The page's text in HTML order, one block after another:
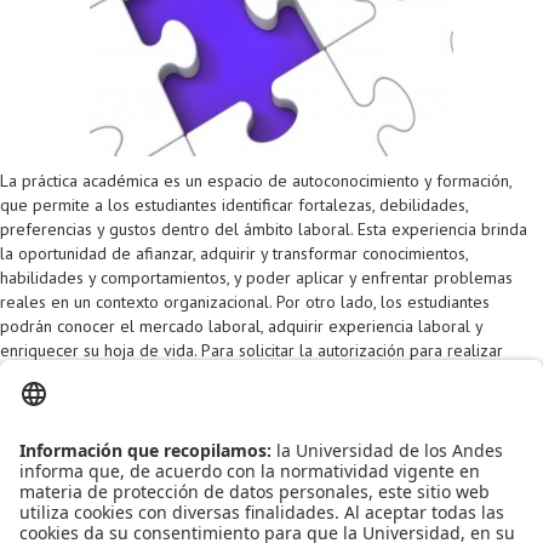
La práctica académica es un espacio de autoconocimiento y formación,
que permite a los estudiantes identificar fortalezas, debilidades,
preferencias y gustos dentro del ámbito laboral. Esta experiencia brinda
la oportunidad de afianzar, adquirir y transformar conocimientos,
habilidades y comportamientos, y poder aplicar y enfrentar problemas
reales en un contexto organizacional. Por otro lado, los estudiantes
podrán conocer el mercado laboral, adquirir experiencia laboral y
enriquecer su hoja de vida. Para solicitar la autorización para realizar
Solicitud de Autorización para Práctica Académica
Leído4472Tiempo Última modificación Lunes, 28 Agosto 2017 15:12
Proyecto de grado
Retiro voluntario
Transferencia
Tarifas
Grado